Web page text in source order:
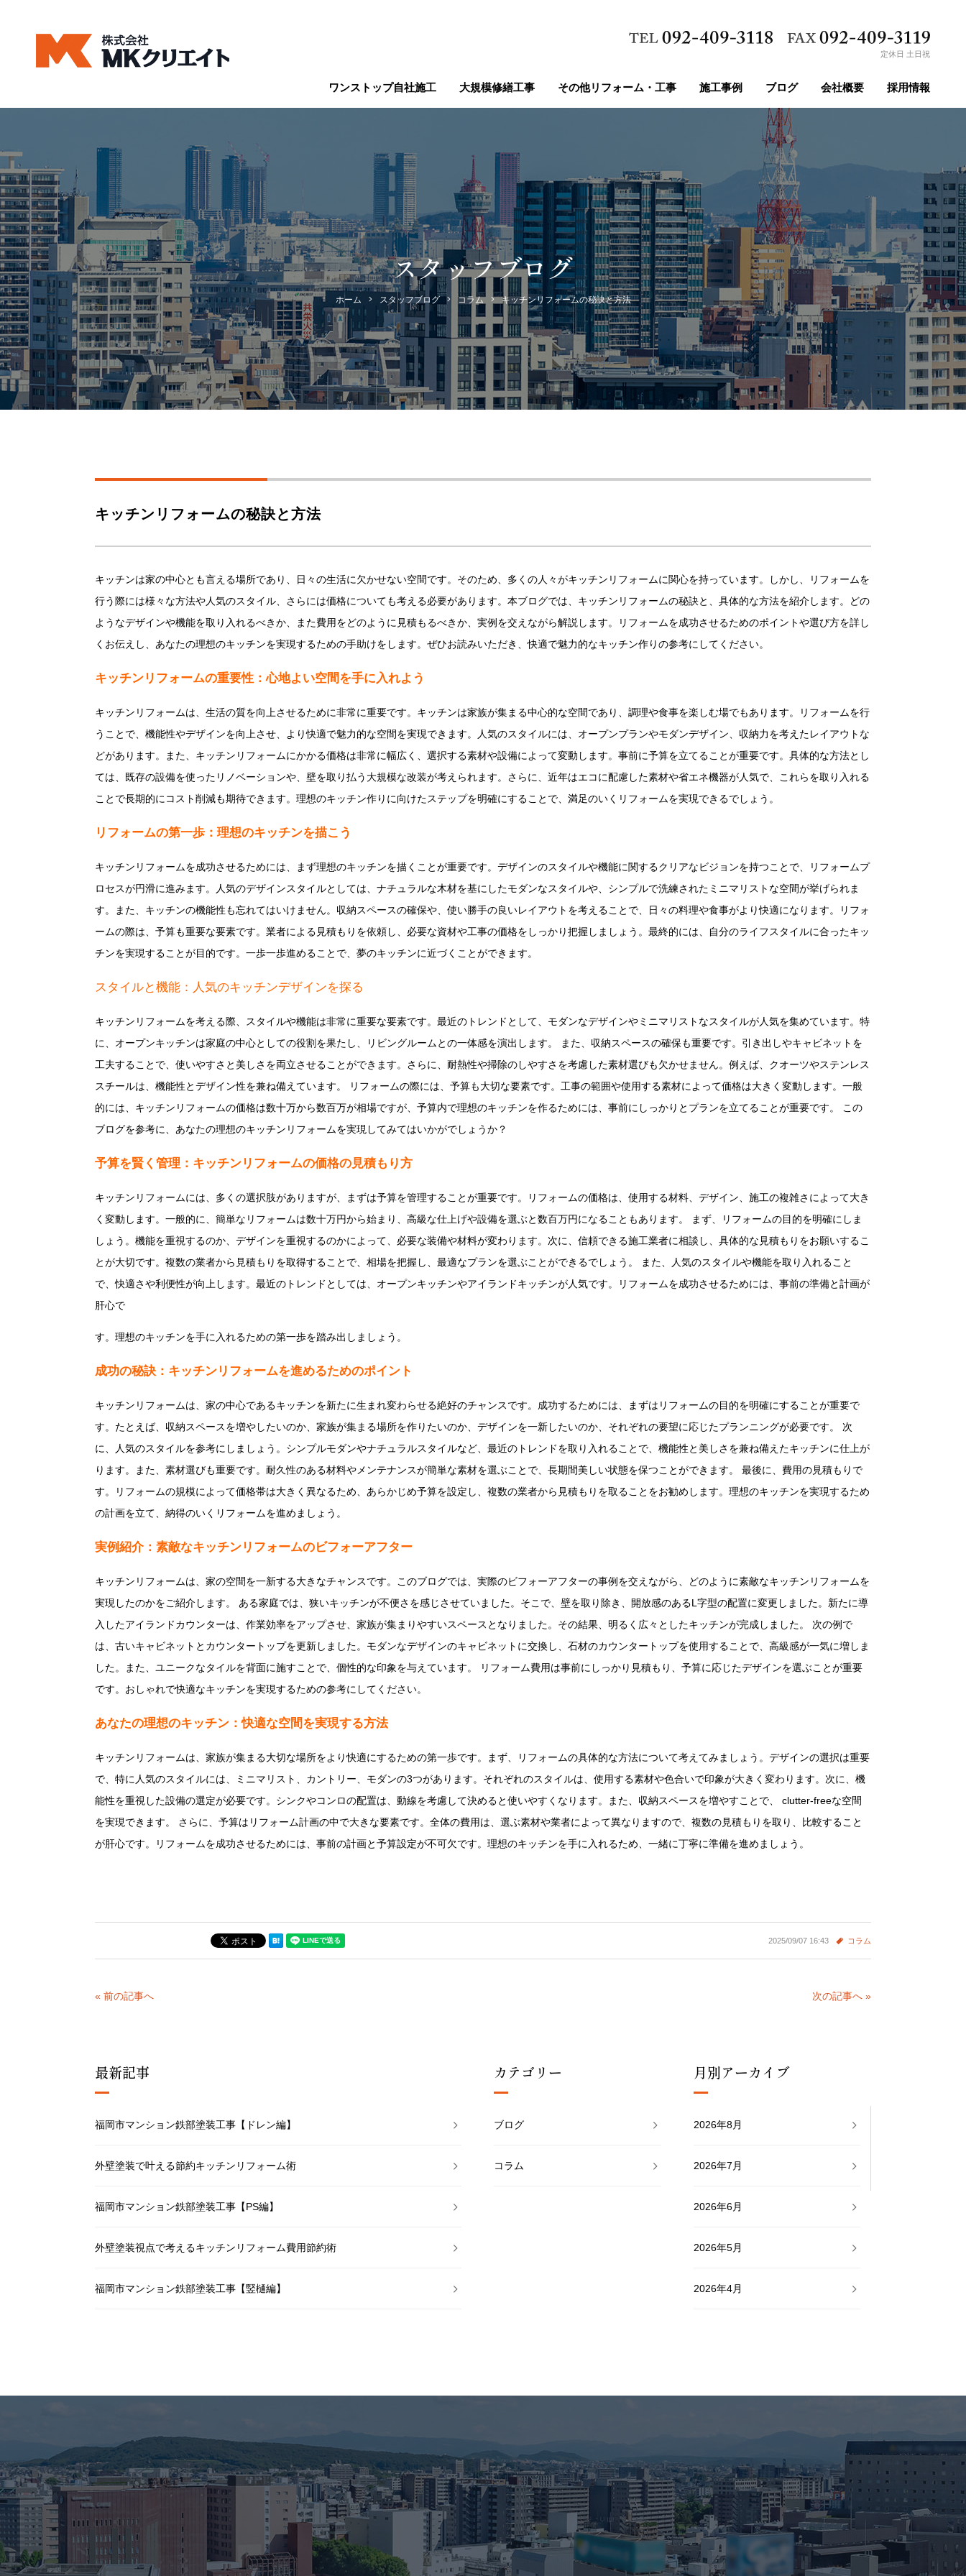
定休日 土日祝
ワンストップ自社施工 大規模修繕工事 その他リフォーム・工事 施工事例 ブログ 会社概要 採用情報
スタッフブログ
ホーム スタッフブログ コラム キッチンリフォームの秘訣と方法
キッチンリフォームの秘訣と方法
キッチンは家の中心とも言える場所であり、日々の生活に欠かせない空間です。そのため、多くの人々がキッチンリフォームに関心を持っています。しかし、リフォームを
行う際には様々な方法や人気のスタイル、さらには価格についても考える必要があります。本ブログでは、キッチンリフォームの秘訣と、具体的な方法を紹介します。どの
ようなデザインや機能を取り入れるべきか、また費用をどのように見積もるべきか、実例を交えながら解説します。リフォームを成功させるためのポイントや選び方を詳し
くお伝えし、あなたの理想のキッチンを実現するための手助けをします。ぜひお読みいただき、快適で魅力的なキッチン作りの参考にしてください。
キッチンリフォームの重要性：心地よい空間を手に入れよう
キッチンリフォームは、生活の質を向上させるために非常に重要です。キッチンは家族が集まる中心的な空間であり、調理や食事を楽しむ場でもあります。リフォームを行
うことで、機能性やデザインを向上させ、より快適で魅力的な空間を実現できます。人気のスタイルには、オープンプランやモダンデザイン、収納力を考えたレイアウトな
どがあります。また、キッチンリフォームにかかる価格は非常に幅広く、選択する素材や設備によって変動します。事前に予算を立てることが重要です。具体的な方法とし
ては、既存の設備を使ったリノベーションや、壁を取り払う大規模な改装が考えられます。さらに、近年はエコに配慮した素材や省エネ機器が人気で、これらを取り入れる
ことで長期的にコスト削減も期待できます。理想のキッチン作りに向けたステップを明確にすることで、満足のいくリフォームを実現できるでしょう。
リフォームの第一歩：理想のキッチンを描こう
キッチンリフォームを成功させるためには、まず理想のキッチンを描くことが重要です。デザインのスタイルや機能に関するクリアなビジョンを持つことで、リフォームプ
ロセスが円滑に進みます。人気のデザインスタイルとしては、ナチュラルな木材を基にしたモダンなスタイルや、シンプルで洗練されたミニマリストな空間が挙げられま
す。また、キッチンの機能性も忘れてはいけません。収納スペースの確保や、使い勝手の良いレイアウトを考えることで、日々の料理や食事がより快適になります。リフォ
ームの際は、予算も重要な要素です。業者による見積もりを依頼し、必要な資材や工事の価格をしっかり把握しましょう。最終的には、自分のライフスタイルに合ったキッ
チンを実現することが目的です。一歩一歩進めることで、夢のキッチンに近づくことができます。
スタイルと機能：人気のキッチンデザインを探る
キッチンリフォームを考える際、スタイルや機能は非常に重要な要素です。最近のトレンドとして、モダンなデザインやミニマリストなスタイルが人気を集めています。特
に、オープンキッチンは家庭の中心としての役割を果たし、リビングルームとの一体感を演出します。 また、収納スペースの確保も重要です。引き出しやキャビネットを
工夫することで、使いやすさと美しさを両立させることができます。さらに、耐熱性や掃除のしやすさを考慮した素材選びも欠かせません。例えば、クオーツやステンレス
スチールは、機能性とデザイン性を兼ね備えています。 リフォームの際には、予算も大切な要素です。工事の範囲や使用する素材によって価格は大きく変動します。一般
的には、キッチンリフォームの価格は数十万から数百万が相場ですが、予算内で理想のキッチンを作るためには、事前にしっかりとプランを立てることが重要です。 この
ブログを参考に、あなたの理想のキッチンリフォームを実現してみてはいかがでしょうか？
予算を賢く管理：キッチンリフォームの価格の見積もり方
キッチンリフォームには、多くの選択肢がありますが、まずは予算を管理することが重要です。リフォームの価格は、使用する材料、デザイン、施工の複雑さによって大き
く変動します。一般的に、簡単なリフォームは数十万円から始まり、高級な仕上げや設備を選ぶと数百万円になることもあります。 まず、リフォームの目的を明確にしま
しょう。機能を重視するのか、デザインを重視するのかによって、必要な装備や材料が変わります。次に、信頼できる施工業者に相談し、具体的な見積もりをお願いするこ
とが大切です。複数の業者から見積もりを取得することで、相場を把握し、最適なプランを選ぶことができるでしょう。 また、人気のスタイルや機能を取り入れること
で、快適さや利便性が向上します。最近のトレンドとしては、オープンキッチンやアイランドキッチンが人気です。リフォームを成功させるためには、事前の準備と計画が
肝心で
す。理想のキッチンを手に入れるための第一歩を踏み出しましょう。
成功の秘訣：キッチンリフォームを進めるためのポイント
キッチンリフォームは、家の中心であるキッチンを新たに生まれ変わらせる絶好のチャンスです。成功するためには、まずはリフォームの目的を明確にすることが重要で
す。たとえば、収納スペースを増やしたいのか、家族が集まる場所を作りたいのか、デザインを一新したいのか、それぞれの要望に応じたプランニングが必要です。 次
に、人気のスタイルを参考にしましょう。シンプルモダンやナチュラルスタイルなど、最近のトレンドを取り入れることで、機能性と美しさを兼ね備えたキッチンに仕上が
ります。また、素材選びも重要です。耐久性のある材料やメンテナンスが簡単な素材を選ぶことで、長期間美しい状態を保つことができます。 最後に、費用の見積もりで
す。リフォームの規模によって価格帯は大きく異なるため、あらかじめ予算を設定し、複数の業者から見積もりを取ることをお勧めします。理想のキッチンを実現するため
の計画を立て、納得のいくリフォームを進めましょう。
実例紹介：素敵なキッチンリフォームのビフォーアフター
キッチンリフォームは、家の空間を一新する大きなチャンスです。このブログでは、実際のビフォーアフターの事例を交えながら、どのように素敵なキッチンリフォームを
実現したのかをご紹介します。 ある家庭では、狭いキッチンが不便さを感じさせていました。そこで、壁を取り除き、開放感のあるL字型の配置に変更しました。新たに導
入したアイランドカウンターは、作業効率をアップさせ、家族が集まりやすいスペースとなりました。その結果、明るく広々としたキッチンが完成しました。 次の例で
は、古いキャビネットとカウンタートップを更新しました。モダンなデザインのキャビネットに交換し、石材のカウンタートップを使用することで、高級感が一気に増しま
した。また、ユニークなタイルを背面に施すことで、個性的な印象を与えています。 リフォーム費用は事前にしっかり見積もり、予算に応じたデザインを選ぶことが重要
です。おしゃれで快適なキッチンを実現するための参考にしてください。
あなたの理想のキッチン：快適な空間を実現する方法
キッチンリフォームは、家族が集まる大切な場所をより快適にするための第一歩です。まず、リフォームの具体的な方法について考えてみましょう。デザインの選択は重要
で、特に人気のスタイルには、ミニマリスト、カントリー、モダンの3つがあります。それぞれのスタイルは、使用する素材や色合いで印象が大きく変わります。次に、機
能性を重視した設備の選定が必要です。シンクやコンロの配置は、動線を考慮して決めると使いやすくなります。また、収納スペースを増やすことで、 clutter-freeな空間
を実現できます。 さらに、予算はリフォーム計画の中で大きな要素です。全体の費用は、選ぶ素材や業者によって異なりますので、複数の見積もりを取り、比較すること
が肝心です。リフォームを成功させるためには、事前の計画と予算設定が不可欠です。理想のキッチンを手に入れるため、一緒に丁寧に準備を進めましょう。
2025/09/07 16:43 コラム
« 前の記事へ 次の記事へ »
最新記事
福岡市マンション鉄部塗装工事【ドレン編】
外壁塗装で叶える節約キッチンリフォーム術
福岡市マンション鉄部塗装工事【PS編】
外壁塗装視点で考えるキッチンリフォーム費用節約術
福岡市マンション鉄部塗装工事【竪樋編】
カテゴリー
ブログ
コラム
月別アーカイブ
2026年8月
2026年7月
2026年6月
2026年5月
2026年4月
2025年11月
2025年10月